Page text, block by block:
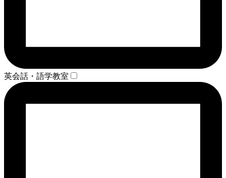
英会話・語学教室